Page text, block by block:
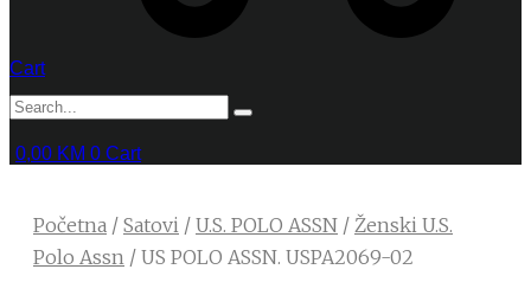
Cart
0,00 KM 0 Cart
Početna / Satovi / U.S. POLO ASSN / Ženski U.S.
Polo Assn / US POLO ASSN. USPA2069-02